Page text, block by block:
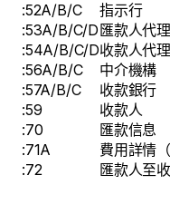
:52A/B/C
指示行
:53A/B/C/D 匯款人代
:54A/B/C/D收款人代
:56A/B/C
中介機構
:57A/B/C
收款銀行
:59
收款人
:70
匯款信息
:71A
費用詳情
:72
匯款人至